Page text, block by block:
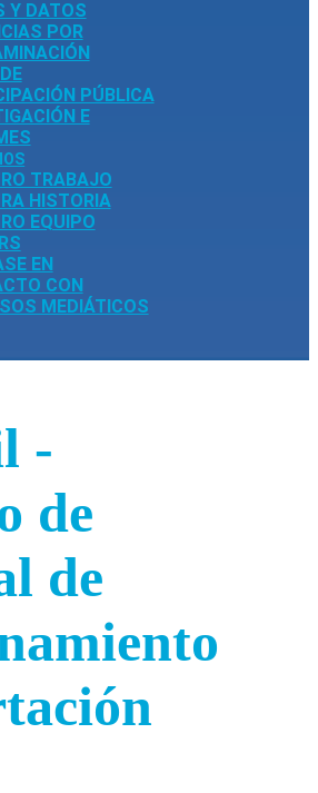
Y DATOS
POR
PÚBLICA
E
TRABAJO
HISTORIA
EQUIPO
EN
CON
MEDIÁTICOS
-
de
de